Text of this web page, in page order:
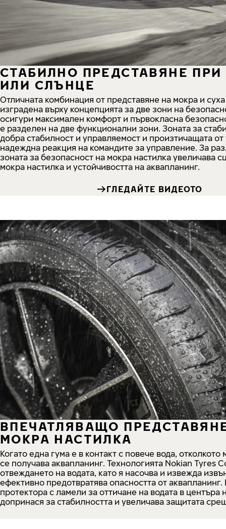
СТАБИЛНО ПРЕДСТАВЯНЕ
ИЛИ СЛЪНЦЕ
Отличната комбинация от представяне на мокра и
изградена върху концепцията за две зони на
осигури максимален комфорт и първокласна
е разделен на две функционални зони. Зоната за
добра стабилност и управляемост и произтичащата от
надеждна реакция на командите за управление. За
зоната за безопасност на мокра настилка увеличава
мокра настилка и устойчивостта на аквапланинг.
ГЛЕДАЙТЕ ВИДЕОТО
ВПЕЧАТЛЯВАЩО
МОКРА НАСТИЛКА
Когато една гума е в контакт с повече вода, отколкото
се получава аквапланинг. Технологията Nokian Tyres
отвеждането на водата, като я насочва и извежда
ефективно предотвратява опасността от
протектора с ламели за оттичане на водата в центъра
допринася за стабилността и увеличава защитата